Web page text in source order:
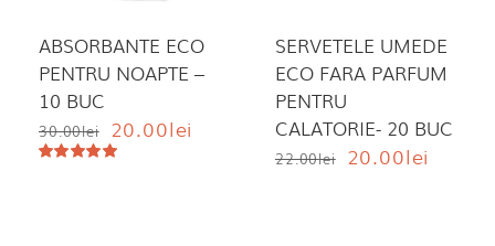
ABSORBANTE ECO
PENTRU NOAPTE –
10 BUC
30.00lei Prețul
inițial
20.00lei
SERVETELE UMEDE
ECO FARA PARFUM
PENTRU
CALATORIE- 20 BUC
22.00lei Prețul
20.00lei